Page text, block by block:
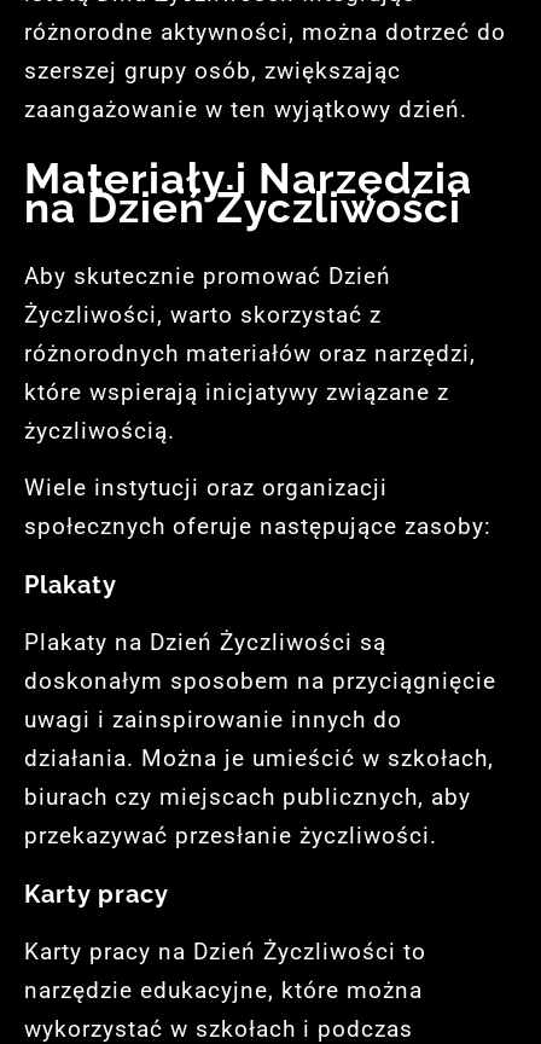
różnorodne aktywności, można dotrzeć do
szerszej grupy osób, zwiększając
zaangażowanie w ten wyjątkowy dzień.
Materiały i Narzędzia
na Dzień Życzliwości
Aby skutecznie promować Dzień
Życzliwości, warto skorzystać z
różnorodnych materiałów oraz narzędzi,
które wspierają inicjatywy związane z
życzliwością.
Wiele instytucji oraz organizacji
społecznych oferuje następujące zasoby:
Plakaty
Plakaty na Dzień Życzliwości są
doskonałym sposobem na przyciągnięcie
uwagi i zainspirowanie innych do
działania. Można je umieścić w szkołach,
biurach czy miejscach publicznych, aby
przekazywać przesłanie życzliwości.
Karty pracy
Karty pracy na Dzień Życzliwości to
narzędzie edukacyjne, które można
wykorzystać w szkołach i podczas